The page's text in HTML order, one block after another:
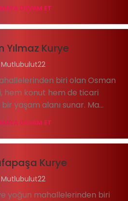
DEVAM ET
Yılmaz Kurye
Mutlubulut22
biri olan Osman
hem konut hem de ticari
yaşam alanı sunar. Ma...
DEVAM ET
Kurye
Mutlubulut22
yoğun mahallelerinden biri